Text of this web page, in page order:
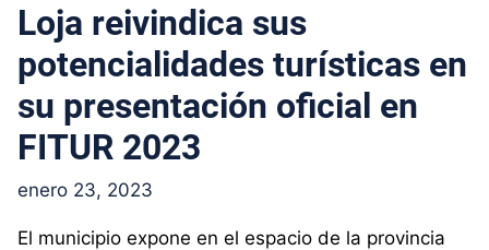
Loja reivindica sus
potencialidades turísticas en
su presentación oficial en
FITUR 2023
enero 23, 2023
El municipio expone en el espacio de la provincia